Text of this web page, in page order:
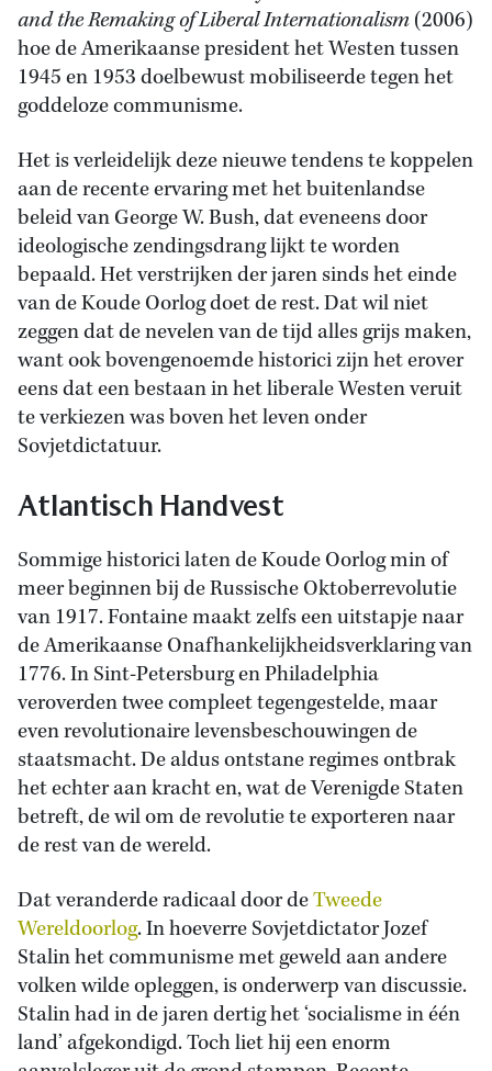
and the Remaking of Liberal Internationalism(2006)
hoe de Amerikaanse president het Westen tussen
1945 en 1953 doelbewust mobiliseerde tegen het
goddeloze communisme.
Het is verleidelijk deze nieuwe tendens te koppelen
aan de recente ervaring met het buitenlandse
beleid van George W. Bush, dat eveneens door
ideologische zendingsdrang lijkt te worden
bepaald. Het verstrijken der jaren sinds het einde
van de Koude Oorlog doet de rest. Dat wil niet
zeggen dat de nevelen van de tijd alles grijs maken,
want ook bovengenoemde historici zijn het erover
eens dat een bestaan in het liberale Westen veruit
te verkiezen was boven het leven onder
Sovjetdictatuur.
Atlantisch Handvest
Sommige historici laten de Koude Oorlog min of
meer beginnen bij de Russische Oktoberrevolutie
van 1917. Fontaine maakt zelfs een uitstapje naar
de Amerikaanse Onafhankelijkheidsverklaring van
1776. In Sint-Petersburg en Philadelphia
veroverden twee compleet tegengestelde, maar
even revolutionaire levensbeschouwingen de
staatsmacht. De aldus ontstane regimes ontbrak
het echter aan kracht en, wat de Verenigde Staten
betreft, de wil om de revolutie te exporteren naar
de rest van de wereld.
Dat veranderde radicaal door deTweede
Wereldoorlog. In hoeverre Sovjetdictator Jozef
Stalin het communisme met geweld aan andere
volken wilde opleggen, is onderwerp van discussie.
Stalin had in de jaren dertig het ‘socialisme in één
land’ afgekondigd. Toch liet hij een enorm